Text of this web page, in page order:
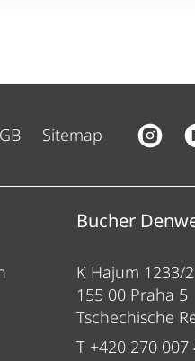
Sitemap
Bucher
K Hajum 1233/2
155 00 Praha 5
Tschechische
T +420 270 007